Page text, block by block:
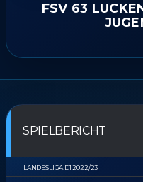
FSV 63
SPIELBERICHT
LANDESLIGA D1 2022/23